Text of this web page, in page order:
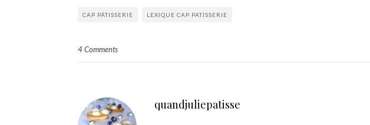
CAP PÂTISSERIE LEXIQUE CAP PATISSERIE
4 Comments
quandjuliepatisse